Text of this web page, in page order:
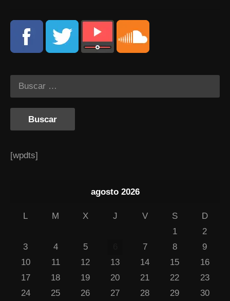
[wpdts]
agosto 2026
L M X J V S
D
1
2
3
4 5 7 8
9
10
11 12 13 14 15
16
17
18 19 20 21 22
23
24
25 26 27 28 29
30